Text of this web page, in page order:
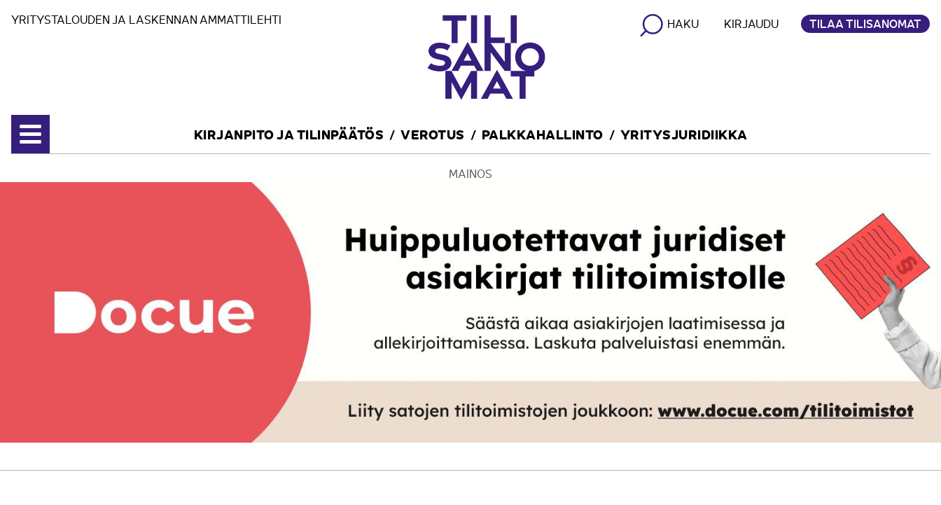
YRITYSTALOUDEN JA LASKENNAN AMMATTILEHTI HAKU KIRJAUDU TILAA TILISANOMAT
Avaa valikko
KIRJANPITO JA TILINPÄÄTÖS VEROTUS PALKKAHALLINTO YRITYSJURIDIIKKA
MAINOS